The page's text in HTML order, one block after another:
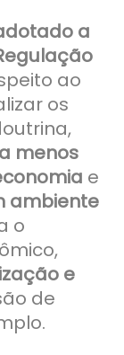
a
ao
os
menos
e
ambiente
o
e
de